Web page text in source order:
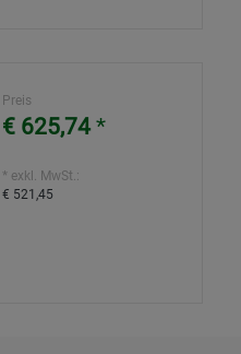
Preis
€ 625,74*
* exkl. MwSt.:
€ 521,45